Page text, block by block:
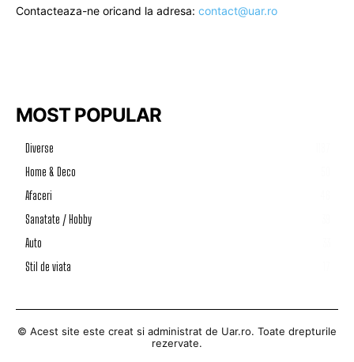
Contacteaza-ne oricand la adresa: contact@uar.ro
MOST POPULAR
Diverse
Home & Deco
Afaceri
Sanatate / Hobby
Auto
Stil de viata
© Acest site este creat si administrat de Uar.ro. Toate drepturile
rezervate.